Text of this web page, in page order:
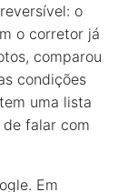
o
o corretor já
comparou
condições
uma lista
falar com
Em